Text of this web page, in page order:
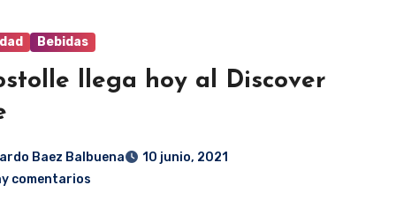
Bebidas
llega hoy al Discover
Baez Balbuena
10 junio, 2021
comentarios